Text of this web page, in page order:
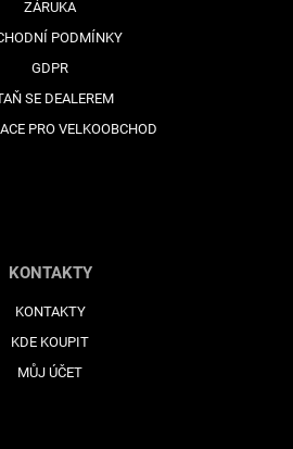
ZÁRUKA
PODMÍNKY
GDPR
SE DEALEREM
PRO VELKOOBCHOD
KONTAKTY
KONTAKTY
KDE KOUPIT
MŮJ ÚČET